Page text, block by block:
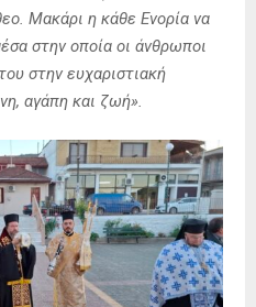
Μακάρι η κάθε Ενορία να
στην οποία οι άνθρωποι
στην ευχαριστιακή
αγάπη και ζωή».